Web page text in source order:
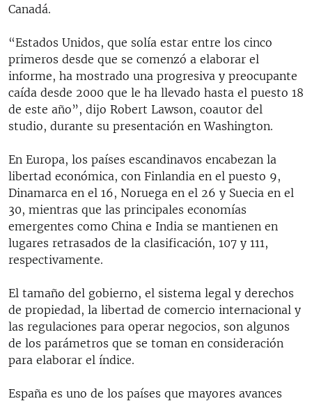
Canadá.
“Estados Unidos, que solía estar entre los cinco
primeros desde que se comenzó a elaborar el
informe, ha mostrado una progresiva y preocupante
caída desde 2000 que le ha llevado hasta el puesto 18
de este año”, dijo Robert Lawson, coautor del
studio, durante su presentación en Washington.
En Europa, los países escandinavos encabezan la
libertad económica, con Finlandia en el puesto 9,
Dinamarca en el 16, Noruega en el 26 y Suecia en el
30, mientras que las principales economías
emergentes como China e India se mantienen en
lugares retrasados de la clasificación, 107 y 111,
respectivamente.
El tamaño del gobierno, el sistema legal y derechos
de propiedad, la libertad de comercio internacional y
las regulaciones para operar negocios, son algunos
de los parámetros que se toman en consideración
para elaborar el índice.
España es uno de los países que mayores avances